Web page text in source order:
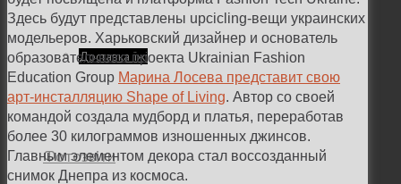
Доставка їжі
Фотозвіти
Здесь будут представлены upcicling-вещи украинских
модельеров. Харьковский дизайнер и основатель
образовательного проекта Ukrainian Fashion
Education Group Марина Лосева представит свою
арт-инсталляцию Shape of Living. Автор со своей
командой создала мудборд и платья, переработав
более 30 килограммов изношенных джинсов.
Главным элементом декора стал воссозданный
снимок Днепра из космоса.